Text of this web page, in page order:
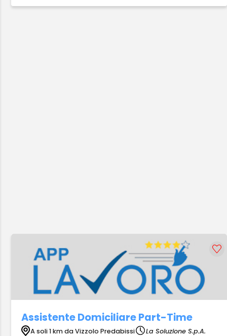
Assistente Domiciliare Part-Time
A soli 1 km da Vizzolo Predabissi La Soluzione S.p.A.